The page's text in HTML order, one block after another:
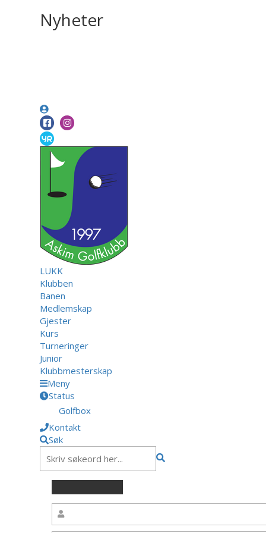
Nyheter
LUKK
Klubben
Banen
Medlemskap
Gjester
Kurs
Turneringer
Junior
Klubbmesterskap
Meny
Status
Golfbox
Kontakt
Søk